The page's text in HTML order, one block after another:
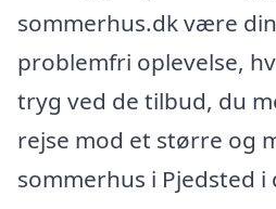
sommerhus.dk være
problemfri oplevelse,
tryg ved de tilbud, du
rejse mod et større og
sommerhus i Pjedsted i